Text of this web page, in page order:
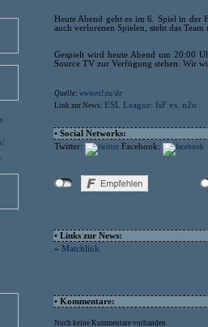
Heute Abend geht es im 6. Spiel in der
auch verlorenen Spielen, steht das
Gespielt wird heute Abend um 20:00
Source TV zur Verfügung stehen. Wir
Quelle: www.esl.eu/de
Link zur News: ESL League: IsF vs. n2o
• Social Networks:
Twitter:
Facebook:
• Links zur News:
» Matchlink
• Kommentare:
Noch keine Kommentare vorhanden